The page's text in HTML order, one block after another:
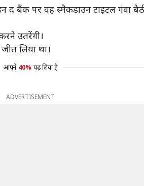
द बैंक पर वह स्मैकडाउन टाइटल गंवा
उतरेंगी।
लिया था।
आपने 40% पढ़ लिया है
ADVERTISEMENT